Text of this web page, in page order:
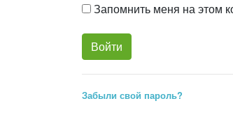
Запомнить меня на этом
Забыли свой пароль?